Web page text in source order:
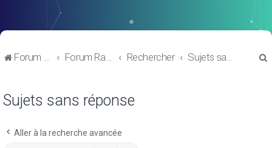
Forum de discussions sur le Regroupement de Crédits et le Rachat de Crédits Forum Rachat de Crédits Rechercher Sujets sans réponse
Sujets sans réponse
Aller à la recherche avancée